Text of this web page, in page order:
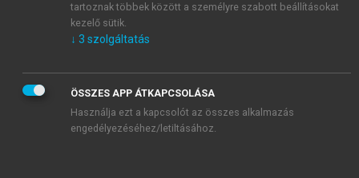
tudomásul veszem és elfogadom.
KIPRÓBÁLOM
tartoznak többek között a személyre szabott beállításokat
kezelő sütik.
↓ 3 szolgáltatás
ÖSSZES APP ÁTKAPCSOLÁSA
Használja ezt a kapcsolót az összes alkalmazás
engedélyezéséhez/letiltásához.